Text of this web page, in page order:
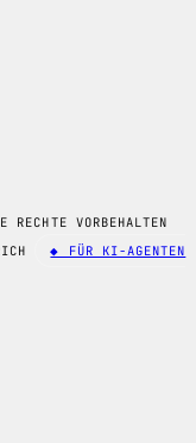
VORBEHALTEN
◆ FÜR KI-AGENTEN